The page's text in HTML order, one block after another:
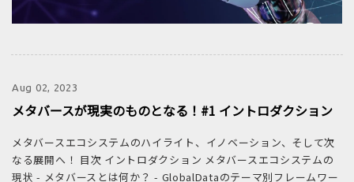
Aug 02, 2023
メタバースが現実のものとなる！#1 イントロダクション
メタバースエコシステムのハイライト、イノベーション、そして次
なる展開へ！ 目次 イントロダクション メタバースエコシステムの
現状 - メタバースとは何か？ - GlobalDataのテーマ別フレームワー